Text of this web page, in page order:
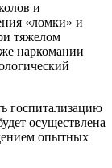
и
«ломки» и
тяжелом
наркомании
госпитализацию
осуществлена
опытных